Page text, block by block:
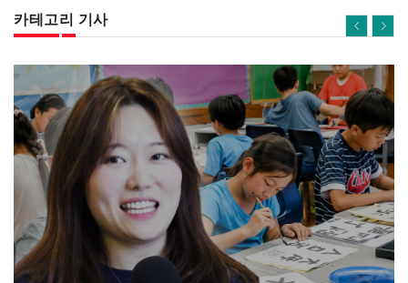
카테고리 기사